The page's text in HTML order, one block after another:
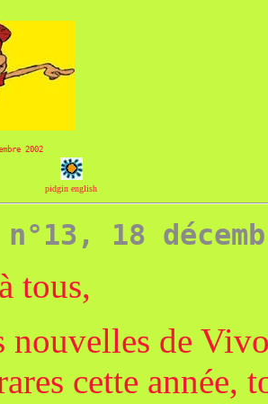
2002
pidgin english
n°13, 18
tous,
nouvelles de
cette année,